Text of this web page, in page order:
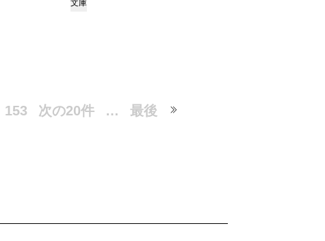
文庫
153 次の20件 … 最後